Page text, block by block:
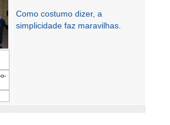
Como costumo dizer, a
simplicidade faz maravilhas.